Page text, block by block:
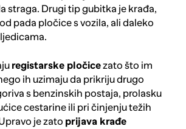
straga. Drugi tip gubitka je krađa,
pada pločice s vozila, ali daleko
registarske pločicezato što im
ih uzimaju da prikriju drugo
s benzinskih postaja, prolasku
cestarine ili pri činjenju težih
je zato prijava krađe